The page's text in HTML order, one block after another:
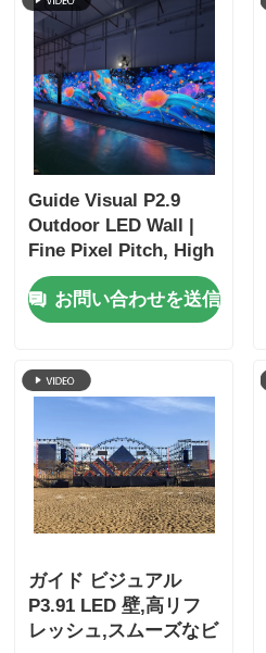
Guide Visual P2.9
Outdoor LED Wall |
Fine Pixel Pitch, High
Refresh, Stunning
Visuals
お問い合わせを送信
ガイド ビジュアル
P3.91 LED 壁,高リフ
レッシュ,スムーズなビ